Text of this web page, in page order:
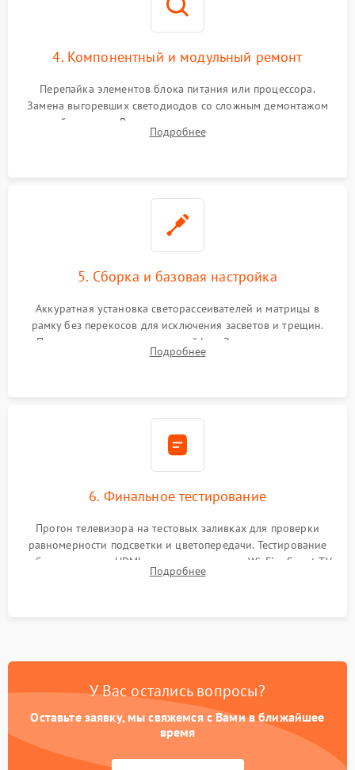
4. Компонентный и модульный ремонт
Перепайка элементов блока питания или процессора.
Замена выгоревших светодиодов со сложным демонтажом
хрупкой матрицы. Восстановление поврежденных дорожек,
прошивка микросхем памяти EEPROM
Подробнее
5. Сборка и базовая настройка
Аккуратная установка светорассеивателей и матрицы в
рамку без перекосов для исключения засветов и трещин.
Подключение внутренних шлейфов. Закрытие корпуса.
Сброс настроек и обновление программного обеспечения.
Подробнее
6. Финальное тестирование
Прогон телевизора на тестовых заливках для проверки
равномерности подсветки и цветопередачи. Тестирование
работы разъемов HDMI, динамиков, модуля Wi-Fi и Smart TV
в рабочем режиме в течение нескольких часов.
Подробнее
У Вас остались вопросы?
Оставьте заявку, мы свяжемся с Вами в ближайшее
время